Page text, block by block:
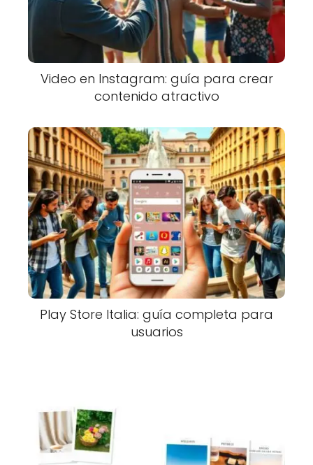
Video en Instagram: guía para crear
contenido atractivo
Play Store Italia: guía completa para
usuarios